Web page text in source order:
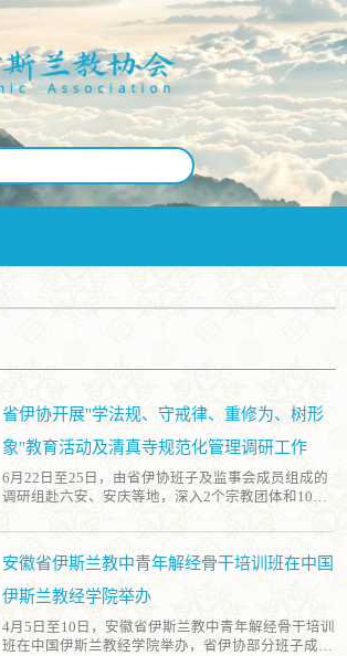
省伊协开展"学法规、守戒律、重修为、树形
象"教育活动及清真寺规范化管理调研工作
6月22日至25日，由省伊协班子及监事会成员组成的
调研组赴六安、安庆等地，深入2个宗教团体和10处
形象”教育活动及清真寺规范化管理等工作开展调
研，省民宗委相关业务处室及联络与舆情中心派员参
加。 调研组通过听取专题汇报、查阅工作台账、实地
走访查看、组织座谈交流等多种方式，全面深入了解
各地“学、守、重、树”教育活动主要做法、特色亮点
及存在问题，并就重难点问题进行深入探讨。同时，
围绕清真寺规范化管理开展专项调研，重点了解各场
安徽省伊斯兰教中青年解经骨干培训班在中国
伊斯兰教经学院举办
4月5日至10日，安徽省伊斯兰教中青年解经骨干培训
班在中国伊斯兰教经学院举办，省伊协部分班子成员